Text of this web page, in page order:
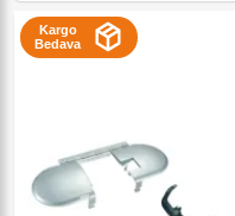
Kargo
Bedava